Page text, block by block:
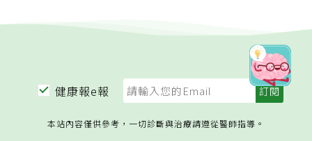
健康報e報
本站內容僅供參考，一切診斷與治療請遵從醫師指導。